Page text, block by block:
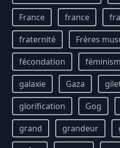
France
france
fraternité
Frères
fécondation
galaxie
Gaza
glorification
Gog
grand
grandeur